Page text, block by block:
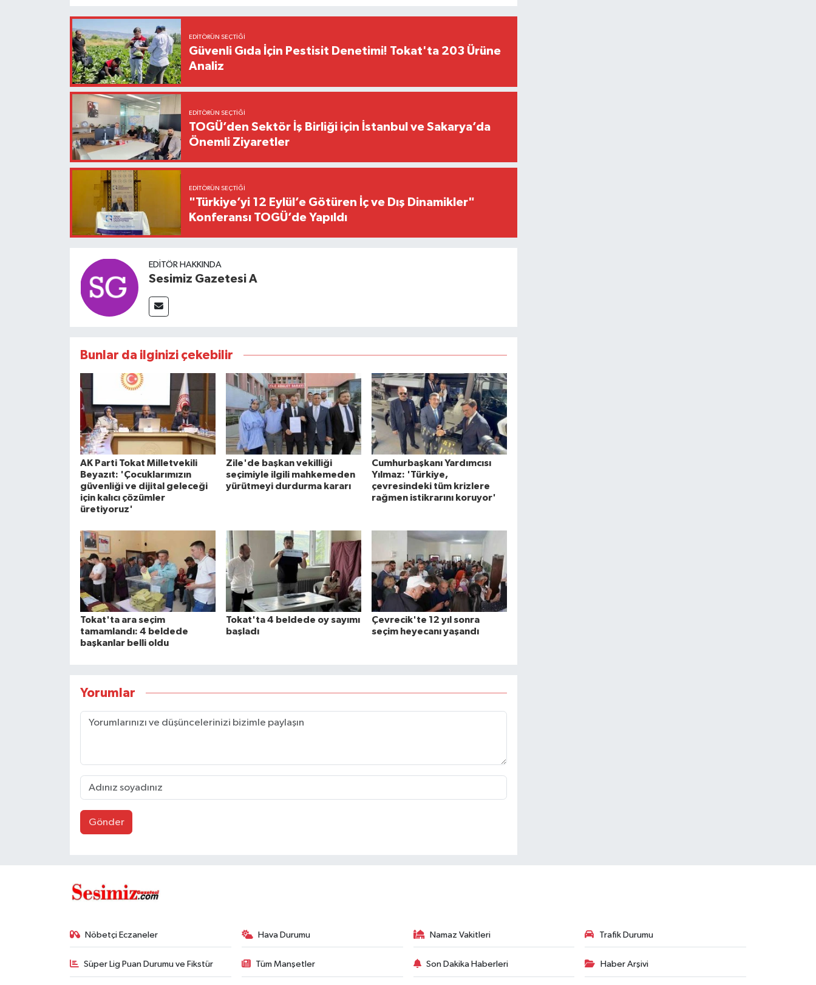
EDITÖRÜN SEÇTIĞI
Güvenli Gıda İçin Pestisit Denetimi! Tokat'ta 203 Ürüne
Analiz
EDITÖRÜN SEÇTIĞI
TOGÜ’den Sektör İş Birliği için İstanbul ve Sakarya’da
Önemli Ziyaretler
EDITÖRÜN SEÇTIĞI
"Türkiye’yi 12 Eylül’e Götüren İç ve Dış Dinamikler"
Konferansı TOGÜ’de Yapıldı
EDITÖR HAKKINDA
Sesimiz Gazetesi A
Bunlar da ilginizi çekebilir
AK Parti Tokat Milletvekili
Beyazıt: 'Çocuklarımızın
güvenliği ve dijital geleceği
için kalıcı çözümler
üretiyoruz'
Zile'de başkan vekilliği
seçimiyle ilgili mahkemeden
yürütmeyi durdurma kararı
Cumhurbaşkanı Yardımcısı
Yılmaz: 'Türkiye,
çevresindeki tüm krizlere
rağmen istikrarını koruyor'
Tokat'ta ara seçim
tamamlandı: 4 beldede
başkanlar belli oldu
Tokat'ta 4 beldede oy sayımı
başladı
Çevrecik'te 12 yıl sonra
seçim heyecanı yaşandı
Yorumlar
Gönder
Nöbetçi Eczaneler Hava Durumu Namaz Vakitleri Trafik Durumu
Süper Lig Puan Durumu ve Fikstür Tüm Manşetler Son Dakika Haberleri Haber Arşivi